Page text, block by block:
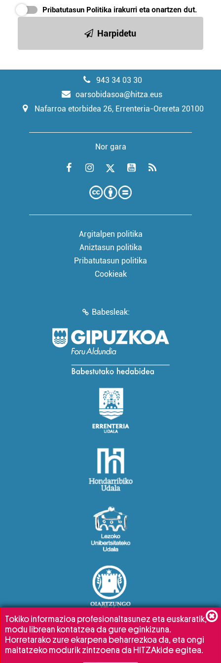
Pribatutasun Politika irakurri eta onartzen dut.
Harpidetu
943 34 03 30
oarsobidasoa@hitza.eus
Nafarroa etorbidea 26, Errenteria-Orereta 20100
Nor gara
Argitalpen politika
Aniztasun politika
Pribatutasun politika
Cookieak
Babesleak:
Tokiko informazioa profesionaltasunez eta euskaratik,
modu librean kontatzea da gure eginkizuna.
Horretarako zure ekarpena beharrezkoa da, eta ongi
maitatzeko modurik zintzoena da HITZAkide egitea.